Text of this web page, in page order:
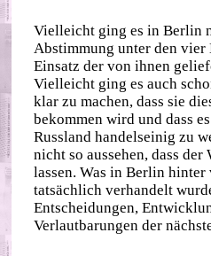
Vielleicht ging es in Berlin
Abstimmung unter den vier
Einsatz der von ihnen
Vielleicht ging es auch
klar zu machen, dass sie
bekommen wird und dass
Russland handelseinig zu
nicht so aussehen, dass
lassen. Was in Berlin hinter
tatsächlich verhandelt
Entscheidungen,
Verlautbarungen der